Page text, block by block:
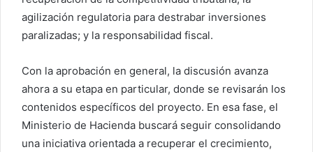
agilización regulatoria para destrabar inversiones
paralizadas; y la responsabilidad fiscal.
Con la aprobación en general, la discusión avanza
ahora a su etapa en particular, donde se revisarán los
contenidos específicos del proyecto. En esa fase, el
Ministerio de Hacienda buscará seguir consolidando
una iniciativa orientada a recuperar el crecimiento,